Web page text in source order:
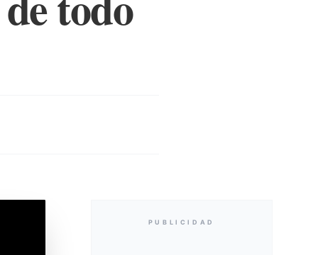
PUBLICIDAD